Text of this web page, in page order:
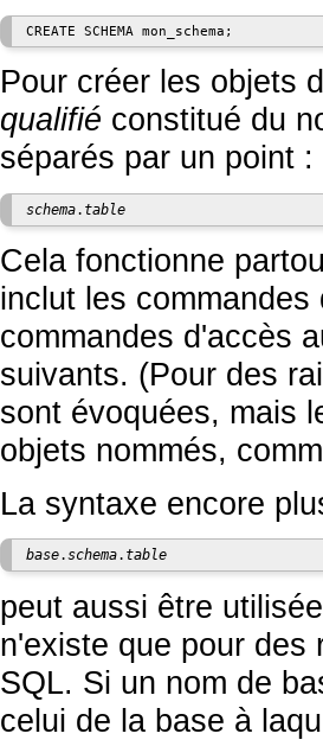
Pour créer les objets
qualifié constitué du
séparés par un point :
schema. table
Cela fonctionne
inclut les
commandes d'accès
suivants. (Pour des
sont évoquées, mais
objets nommés,
La syntaxe encore
base.schema. table
peut aussi être
n'existe que pour des
SQL. Si un nom de
celui de la base à